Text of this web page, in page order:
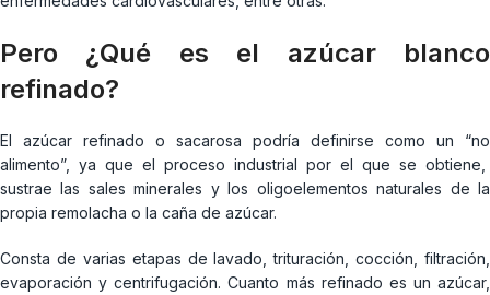
Pero ¿Qué es el azúcar blanco
refinado?
El azúcar refinado o sacarosa podría definirse como un “no
alimento”, ya que el proceso industrial por el que se obtiene,
sustrae las sales minerales y los oligoelementos naturales de la
propia remolacha o la caña de azúcar.
Consta de varias etapas de lavado, trituración, cocción, filtración,
evaporación y centrifugación. Cuanto más refinado es un azúcar,